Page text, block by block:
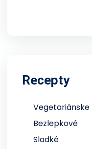
Recepty
Vegetariánske
Bezlepkové
Sladké